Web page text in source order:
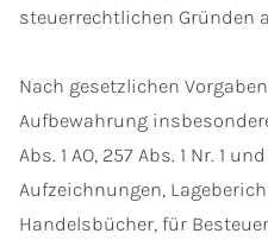
steuerrechtlichen Gründen
Nach gesetzlichen
Aufbewahrung
Abs. 1 AO, 257 Abs. 1 Nr. 1
Aufzeichnungen,
Handelsbücher, für